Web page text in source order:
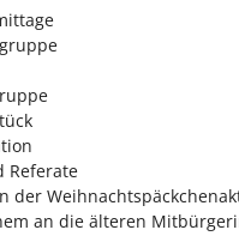
Referate
der
an die älteren